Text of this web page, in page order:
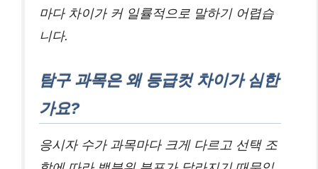
마다 차이가 커 일률적으로 말하기 어렵습
니다.
탐구 과목은 왜 등급컷 차이가 심한
가요?
응시자 수가 과목마다 크게 다르고 선택 조